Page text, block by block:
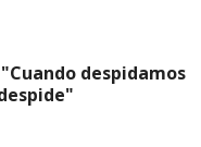
despidamos